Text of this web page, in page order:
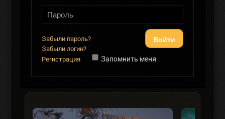
Войти
Забыли пароль?
Забыли логин?
Регистрация
Запомнить меня